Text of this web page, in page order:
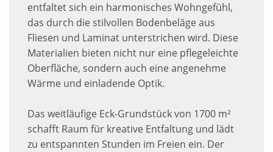
entfaltet sich ein harmonisches Wohngefühl,
das durch die stilvollen Bodenbeläge aus
Fliesen und Laminat unterstrichen wird. Diese
Materialien bieten nicht nur eine pflegeleichte
Oberfläche, sondern auch eine angenehme
Wärme und einladende Optik.
Das weitläufige Eck-Grundstück von 1700 m²
schafft Raum für kreative Entfaltung und lädt
zu entspannten Stunden im Freien ein. Der